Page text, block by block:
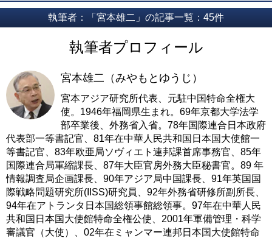
執筆者：「宮本雄二」の記事一覧：45件
執筆者プロフィール
宮本雄二（みやもとゆうじ）
宮本アジア研究所代表、元駐中国特命全権大
使。1946年福岡県生まれ。69年京都大学法学
部卒業後、外務省入省。78年国際連合日本政府
代表部一等書記官、81年在中華人民共和国日本国大使館一
等書記官、83年欧亜局ソヴィエト連邦課首席事務官、85年
国際連合局軍縮課長、87年大臣官房外務大臣秘書官。89 年
情報調査局企画課長、90年アジア局中国課長、91年英国国
際戦略問題研究所(IISS)研究員、92年外務省研修所副所長、
94年在アトランタ日本国総領事館総領事。97年在中華人民
共和国日本国大使館特命全権公使、2001年軍備管理・科学
審議官（大使）、02年在ミャンマー連邦日本国大使館特命